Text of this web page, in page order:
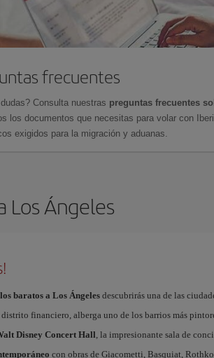
frecuentes
Consulta nuestras preguntas frecuentes
los documentos que necesitas para volar con
exigidos para la migración y aduanas.
Ángeles
baratos a Los Ángelesdescubrirás una de las
financiero, alberga uno de los barrios más
Disney Concert Hall, la impresionante sala de
con obras de Giacometti, Basquiat,